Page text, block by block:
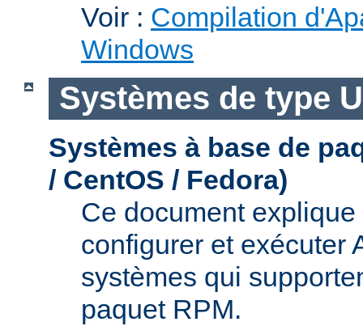
Voir : Compilation
Windows
Systèmes de type
Systèmes à base de
/ CentOS / Fedora)
Ce document
configurer et exécuter
systèmes qui
paquet RPM.